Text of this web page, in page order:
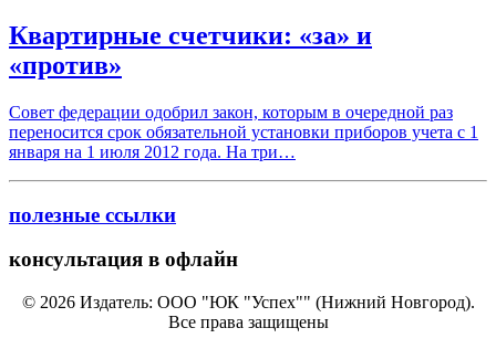
Квартирные счетчики: «за» и
«против»
Совет федерации одобрил закон, которым в очередной раз
переносится срок обязательной установки приборов учета с 1
января на 1 июля 2012 года. На три…
полезные ссылки
консультация в офлайн
© 2026 Издатель: ООО "ЮК "Успех"" (Нижний Новгород).
Все права защищены